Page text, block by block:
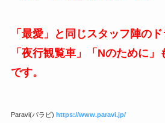
「最愛」と同じスタッフ陣のド
「夜行観覧車」「Nのために
です。
Paravi(パラビ) https://www.paravi.jp/